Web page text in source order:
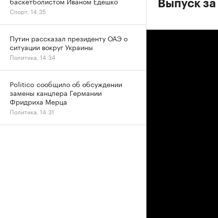
Выпуск
Спорт, 14:35
Путин рассказал президенту ОАЭ о
ситуации вокруг Украины
Политика, 14:34
Politico сообщило об обсуждении
замены канцлера Германии
Фридриха Мерца
Политика, 14:31